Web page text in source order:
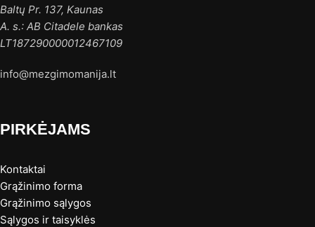
Baltų Pr. 137, Kaunas
A. s.: AB Citadele bankas
LT187290000012467109
info@mezgimomanija.lt
PIRKĖJAMS
Kontaktai
Grąžinimo forma
Grąžinimo sąlygos
Sąlygos ir taisyklės